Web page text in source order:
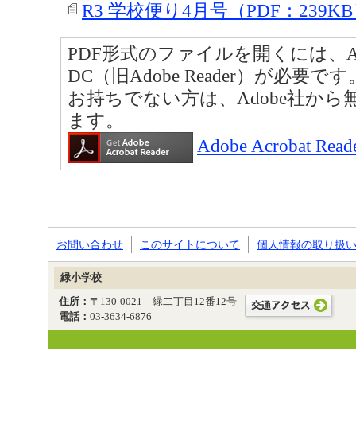
R3 学校便り4月号（PDF：
PDF形式のファイルを開くには、
DC（旧Adobe Reader）が必要です
お持ちでない方は、Adobe社から
ます。
Adobe Acrobat
お問い合わせ このサイトについて 個人情報の取り扱い
緑小学校
住所： 〒130-0021 緑二丁目12番12号
電話： 03-3634-6876